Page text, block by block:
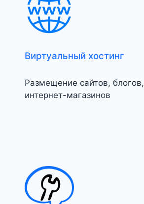
Виртуальный хостинг
Размещение сайтов, блогов,
интернет-магазинов